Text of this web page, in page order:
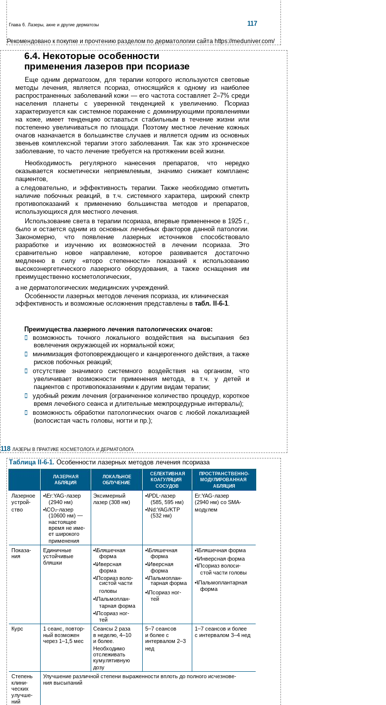
Глава 6. Лазеры, акне и другие дерматозы 117
Рекомендовано к покупке и прочтению разделом по дерматологии сайта https://meduniver.com/
6.4. Некоторые особенности
применения лазеров при псориазе
Еще одним дерматозом, для терапии которого используются световые
методы лечения, является псориаз, относящийся к одному из наиболее
распространенных заболеваний кожи — его частота составляет 2–7% среди
населения планеты с уверенной тенденцией к увеличению. Псориаз
характеризуется как системное поражение с доминирующими проявлениями
на коже, имеет тенденцию оставаться стабильным в течение жизни или
постепенно увеличиваться по площади. Поэтому местное лечение кожных
очагов назначается в большинстве случаев и является одним из основных
звеньев комплексной терапии этого заболевания. Так как это хроническое
заболевание, то часто лечение требуется на протяжении всей жизни.
Необходимость регулярного нанесения препаратов, что нередко
оказывается косметически неприемлемым, значимо снижает комплаенс
пациентов,
а следовательно, и эффективность терапии. Также необходимо отметить
наличие побочных реакций, в т.ч. системного характера, широкий спектр
противопоказаний к применению большинства методов и препаратов,
использующихся для местного лечения.
Использование света в терапии псориаза, впервые примененное в 1925 г.,
было и остается одним из основных лечебных факторов данной патологии.
Закономерно, что появление лазерных источников способствовало
разработке и изучению их возможностей в лечении псориаза. Это
сравнительно новое направление, которое развивается достаточно
медленно в силу «второ­ степенности» показаний к использованию
высокоэнергетического лазерного оборудования, а также оснащения им
преимущественно косметологических,
а не дерматологических медицинских учреждений.
Особенности лазерных методов лечения псориаза, их клиническая
эффективность и возможные осложнения представлены в табл. II-6-1.
Преимущества лазерного лечения патологических очагов:

возможность точного локального воздействия на высыпания без
вовлечения окружающей их нормальной кожи;

минимизация фотоповреждающего и канцерогенного действия, а также
рисков побочных реакций;

отсутствие значимого системного воздействия на организм, что
увеличивает возможности применения метода, в т.ч. у детей и
пациентов с противопоказаниями к другим видам терапии;

удобный режим лечения (ограниченное количество процедур, короткое
время лечебного сеанса и длительные межпроцедурные интервалы);

возможность обработки патологических очагов с любой локализацией
(волосистая часть головы, ногти и пр.);
118 ЛАЗЕРЫ В ПРАКТИКЕ КОСМЕТОЛОГА И ДЕРМАТОЛОГА
Таблица II-6-1. Особенности лазерных методов лечения псориаза
ЛАЗЕРНАЯ ЛОКАЛЬНОЕ
СЕЛЕКТИВНАЯ
ПРОСТРАНСТВЕННО-
КОАГУЛЯЦИЯ
МОДУЛИРОВАННАЯ
АБЛЯЦИЯ ОБЛУЧЕНИЕ
СОСУДОВ АБЛЯЦИЯ
Лазерное •\Er:YAG-лазер Эксимерный •\PDL-лазер
Er:YAG-лазер
устрой-
(2940 нм) лазер (308 нм) (585, 595 нм)
(2940 нм) со SMA-
ство
•\CO2-лазер •\Nd:YAG/KTP
модулем
(10600 нм) ­—
(532 нм)
настоящее
время не име-
ет широкого
применения
Показа-
Единичные •\Бляшечная •\Бляшечная •\Бляшечная форма
ния
устойчивые форма форма •\Инверсная форма
бляшки •\Иверсная •\Иверсная •\Псориаз волоси-
форма
форма
стой части головы
•\Псориаз воло- •\Пальмоплан-
•\Пальмоплантарная
систой части
тарная форма
головы
•\Псориаз ног-
форма
•\Пальмоплан-
тей
тарная форма
•\Псориаз ног-
тей
Курс
1 сеанс, повтор- Сеансы 2 раза 5–7 сеансов
1–7 сеансов и более
ный возможен
в неделю, 4–10 и более с
с интервалом 3–4 нед
через 1–1,5 мес
и более.
интервалом 2–3
Необходимо
нед
отслеживать
кумулятивную
дозу
Степень
Улучшение различной степени выраженности вплоть до полного исчезнове-
клини-
ния высыпаний
ческих
улучше-
ний